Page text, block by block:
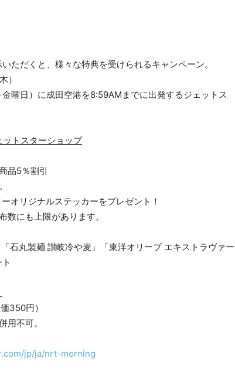
ただくと、様々な特典を受けられるキャンペーン。
）
曜日）に成田空港を8:59AMまでに出発するジェットス
トスターショップ
品5％割引
オリジナルステッカーをプレゼント！
数にも上限があります。
石丸製麺 讃岐冷や麦」「東洋オリーブ エキストラヴァー
350円）
用不可。
jp/ja/nrt-morning